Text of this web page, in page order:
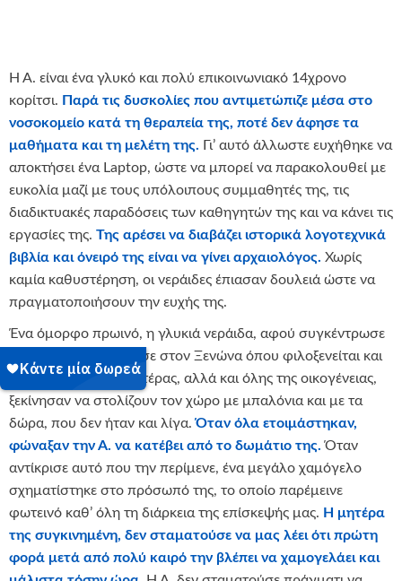
Η Α. είναι ένα γλυκό και πολύ επικοινωνιακό 14χρονο
κορίτσι. Παρά τις δυσκολίες που αντιμετώπιζε μέσα στο
νοσοκομείο κατά τη θεραπεία της, ποτέ δεν άφησε τα
μαθήματα και τη μελέτη της. Γι’ αυτό άλλωστε ευχήθηκε να
αποκτήσει ένα Laptop, ώστε να μπορεί να παρακολουθεί με
ευκολία μαζί με τους υπόλοιπους συμμαθητές της, τις
διαδικτυακές παραδόσεις των καθηγητών της και να κάνει τις
εργασίες της. Της αρέσει να διαβάζει ιστορικά λογοτεχνικά
βιβλία και όνειρό της είναι να γίνει αρχαιολόγος. Χωρίς
καμία καθυστέρηση, οι νεράιδες έπιασαν δουλειά ώστε να
πραγματοποιήσουν την ευχής της.
Ένα όμορφο πρωινό, η γλυκιά νεράιδα, αφού συγκέντρωσε
τα δώρα της Α., έφτασε στον Ξενώνα όπου φιλοξενείται και
με τη βοήθεια της μητέρας, αλλά και όλης της οικογένειας,
ξεκίνησαν να στολίζουν τον χώρο με μπαλόνια και με τα
δώρα, που δεν ήταν και λίγα.Όταν όλα ετοιμάστηκαν,
φώναξαν την Α. να κατέβει από το δωμάτιο της. Όταν
αντίκρισε αυτό που την περίμενε, ένα μεγάλο χαμόγελο
σχηματίστηκε στο πρόσωπό της, το οποίο παρέμεινε
φωτεινό καθ’ όλη τη διάρκεια της επίσκεψής μας. Η μητέρα
της συγκινημένη, δεν σταματούσε να μας λέει ότι πρώτη
φορά μετά από πολύ καιρό την βλέπει να χαμογελάει και